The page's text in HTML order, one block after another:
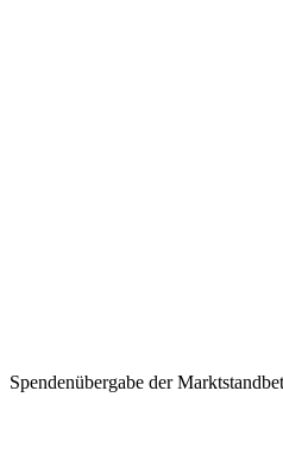
Spendenübergabe der